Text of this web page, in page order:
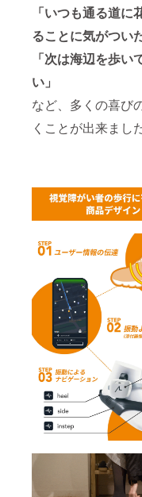
「いつも通る道に
ることに気がつい
「次は海辺を歩い
い」
など、多くの喜び
くことが出来ました